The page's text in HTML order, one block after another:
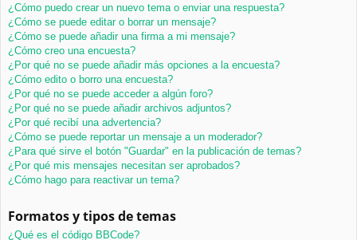
¿Cómo puedo crear un nuevo tema o enviar una respuesta?
¿Cómo se puede editar o borrar un mensaje?
¿Cómo se puede añadir una firma a mi mensaje?
¿Cómo creo una encuesta?
¿Por qué no se puede añadir más opciones a la encuesta?
¿Cómo edito o borro una encuesta?
¿Por qué no se puede acceder a algún foro?
¿Por qué no se puede añadir archivos adjuntos?
¿Por qué recibí una advertencia?
¿Cómo se puede reportar un mensaje a un moderador?
¿Para qué sirve el botón "Guardar" en la publicación de temas?
¿Por qué mis mensajes necesitan ser aprobados?
¿Cómo hago para reactivar un tema?
Formatos y tipos de temas
¿Qué es el código BBCode?